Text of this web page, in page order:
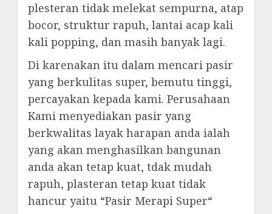
plesteran tidak melekat sempurna, atap
bocor, struktur rapuh, lantai acap kali
kali popping, dan masih banyak lagi.
Di karenakan itu dalam mencari pasir
yang berkulitas super, bemutu tinggi,
percayakan kepada kami. Perusahaan
Kami menyediakan pasir yang
berkwalitas layak harapan anda ialah
yang akan menghasilkan bangunan
anda akan tetap kuat, tdak mudah
rapuh, plasteran tetap kuat tidak
hancur yaitu “Pasir Merapi Super“